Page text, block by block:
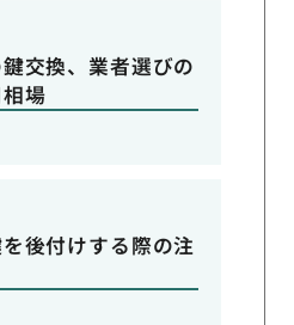
交換、業者選びの
場
後付けする際の注